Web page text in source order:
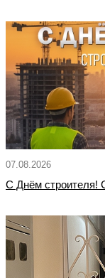
07.08.2026
С Днём строителя!